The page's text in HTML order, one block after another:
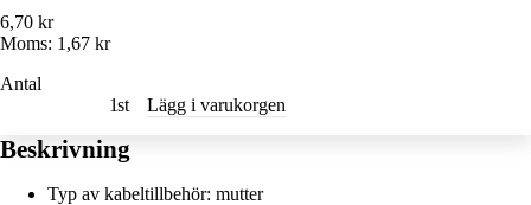
6,70 kr
Moms: 1,67 kr
Antal
st
Lägg i varukorgen
Beskrivning
Typ av kabeltillbehör: mutter